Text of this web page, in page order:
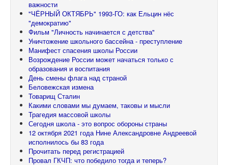
важности
"ЧЁРНЫЙ ОКТЯБРЬ" 1993-ГО: как Ельцин нёс
"демократию"
Фильм "Личность начинается с детства"
Уничтожение школьного бассейна - преступление
Манифест спасения школы России
Возрождение России может начаться только с
образования и воспитания
День смены флага над страной
Беловежская измена
Товарищ Сталин
Какими словами мы думаем, таковы и мысли
Трагедия массовой школы
Сегодня школа - это вопрос обороны страны
12 октября 2021 года Нине Александровне Андреевой
исполнилось бы 83 года
Прочитать перед регистрацией
Провал ГКЧП: что победило тогда и теперь?